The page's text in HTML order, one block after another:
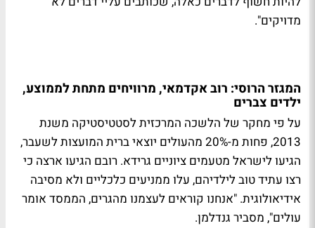
מדויקים".
המגזר הרוסי: רוב אקדמאי, מרוויחים מתחת לממוצע,
ילדים צברים
על פי מחקר של הלשכה המרכזית לסטטיסטיקה משנת
2013, פחות מ-20% מהעולים יוצאי ברית המועצות לשעבר,
הגיעו לישראל מטעמים ציוניים גרידא. רובם הגיעו ארצה כי
רצו עתיד טוב לילדיהם, עלו ממניעים כלכליים ולא מסיבה
אידיאולוגית. "אנחנו קוראים לעצמנו מהגרים, הממסד אומר
עולים", מסביר גנדלמן.